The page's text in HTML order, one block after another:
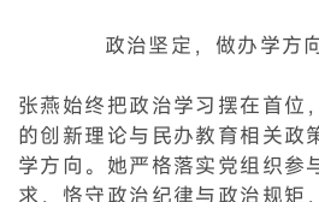
政治坚定，做办学方
张燕始终把政治学习摆在首位
的创新理论与民办教育相关政
学方向。她严格落实党组织参
求，恪守政治纪律与政治规矩